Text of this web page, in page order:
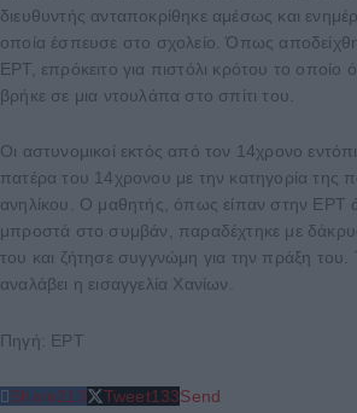
διευθυντής ανταποκρίθηκε αμέσως και
οποία έσπευσε στο σχολείο. Όπως
ΕΡΤ, επρόκειτο για πιστόλι κρότου το οποίο
βρήκε σε μια ντουλάπα στο σπίτι του.
Οι αστυνομικοί εκτός από τον 14χρονο
πατέρα του 14χρονου με την κατηγορία της
ανηλίκου. Ο μαθητής, όπως είπαν στην ΕΡΤ
μπροστά στο συμβάν, παραδέχτηκε με
του και ζήτησε συγγνώμη για την πράξη του.
αναλάβει η εισαγγελία Χανίων.
Πηγή: ΕΡΤ
Share213 Tweet133Send